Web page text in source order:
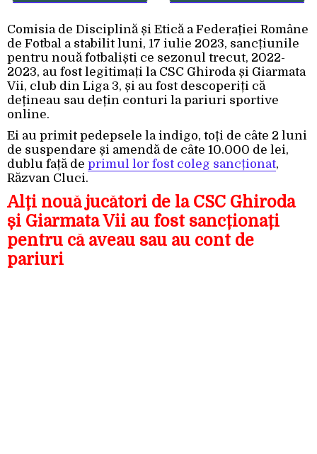
Comisia de Disciplină și Etică a Federației Române
de Fotbal a stabilit luni, 17 iulie 2023, sancțiunile
pentru nouă fotbaliști ce sezonul trecut, 2022-
2023, au fost legitimați la CSC Ghiroda și Giarmata
Vii, club din Liga 3, și au fost descoperiți că
dețineau sau dețin conturi la pariuri sportive
online.
Ei au primit pedepsele la indigo, toți de câte 2 luni
de suspendare și amendă de câte 10.000 de lei,
dublu față de primul lor fost coleg sancționat,
Răzvan Cluci.
Alți nouă jucători de la CSC Ghiroda
și Giarmata Vii au fost sancționați
pentru că aveau sau au cont de
pariuri